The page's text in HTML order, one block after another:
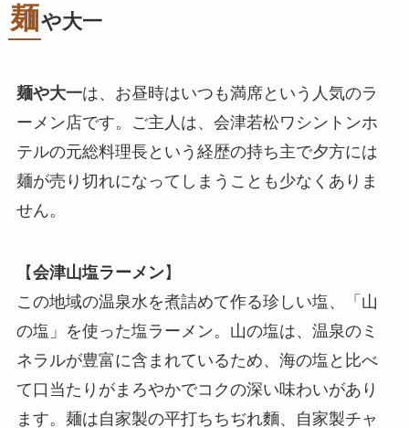
麺や大一
麺や大一は、お昼時はいつも満席という人気のラ
ーメン店です。ご主人は、会津若松ワシントンホ
テルの元総料理長という経歴の持ち主で夕方には
麺が売り切れになってしまうことも少なくありま
せん。
【会津山塩ラーメン】
この地域の温泉水を煮詰めて作る珍しい塩、「山
の塩」を使った塩ラーメン。山の塩は、温泉のミ
ネラルが豊富に含まれているため、海の塩と比べ
て口当たりがまろやかでコクの深い味わいがあり
ます。麺は自家製の平打ちちぢれ麵、自家製チャ